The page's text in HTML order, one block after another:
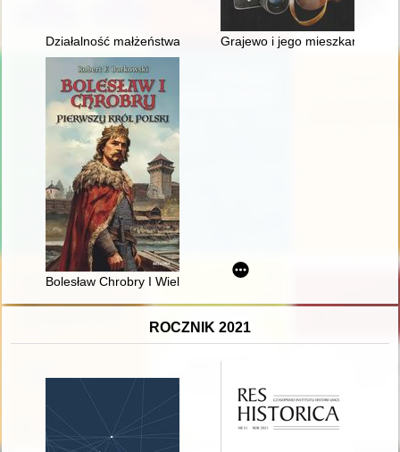
Działalność małżeństwa Biedrawów na rzecz Mazurów
Grajewo i jego mieszkańcy w
Bolesław Chrobry I Wielki : pierwszy król Polski
ROCZNIK 2021